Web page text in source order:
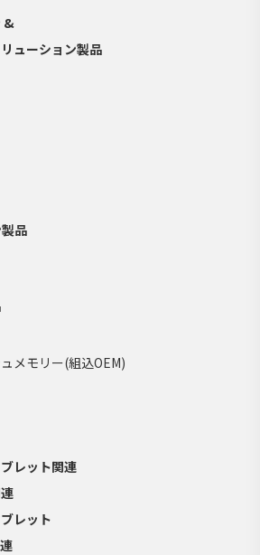
&
ューション製品
品
メモリー(組込OEM)
レット関連
レット